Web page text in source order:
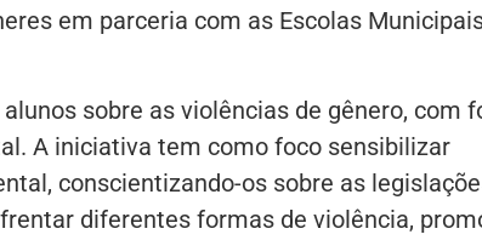
em parceria com as Escolas
sobre as violências de gênero, com
A iniciativa tem como foco sensibilizar
conscientizando-os sobre as
diferentes formas de violência,